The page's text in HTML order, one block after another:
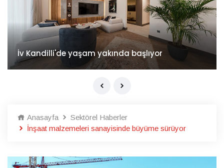
İv Kandilli'de yaşam yakında başlıyor
Anasayfa
Sektörel Haberler
İnşaat malzemeleri sanayisinde büyüme sürüyor